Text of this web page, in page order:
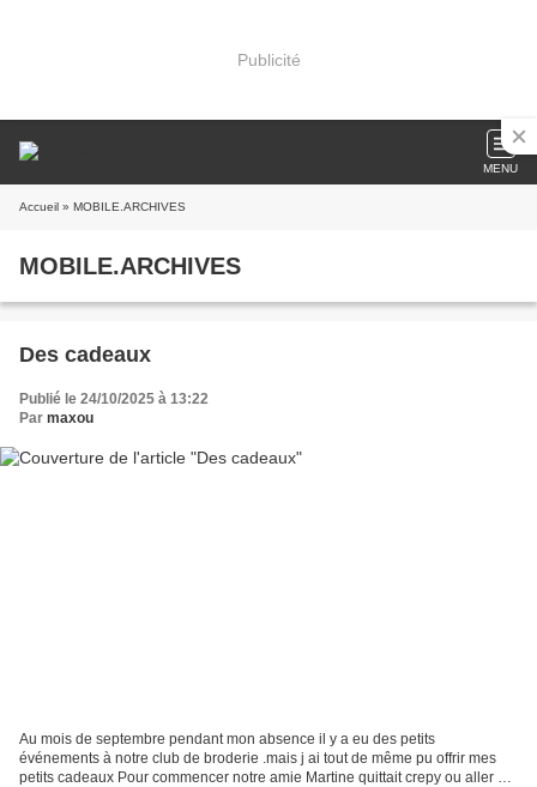
Publicité
MENU
Accueil » MOBILE.ARCHIVES
MOBILE.ARCHIVES
Des cadeaux
Publié le 24/10/2025 à 13:22
Par maxou
Au mois de septembre pendant mon absence il y a eu des petits
événements à notre club de broderie .mais j ai tout de même pu offrir mes
petits cadeaux Pour commencer notre amie Martine quittait crepy ou aller s